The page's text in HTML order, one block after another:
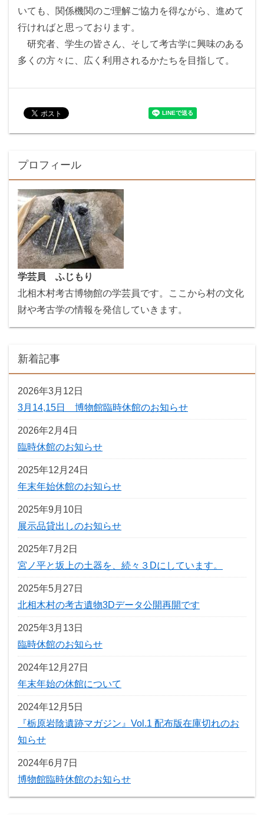
いても、関係機関のご理解ご協力を得ながら、進めて
行ければと思っております。
研究者、学生の皆さん、そして考古学に興味のある
多くの方々に、広く利用されるかたちを目指して。
プロフィール
学芸員 ふじもり
北相木村考古博物館の学芸員です。ここから村の文化
財や考古学の情報を発信していきます。
新着記事
2026年3月12日
3月14,15日 博物館臨時休館のお知らせ
2026年2月4日
臨時休館のお知らせ
2025年12月24日
年末年始休館のお知らせ
2025年9月10日
展示品貸出しのお知らせ
2025年7月2日
宮ノ平と坂上の土器を、続々３Dにしています。
2025年5月27日
北相木村の考古遺物3Dデータ公開再開です
2025年3月13日
臨時休館のお知らせ
2024年12月27日
年末年始の休館について
2024年12月5日
『栃原岩陰遺跡マガジン』Vol.1 配布版在庫切れのお
知らせ
2024年6月7日
博物館臨時休館のお知らせ